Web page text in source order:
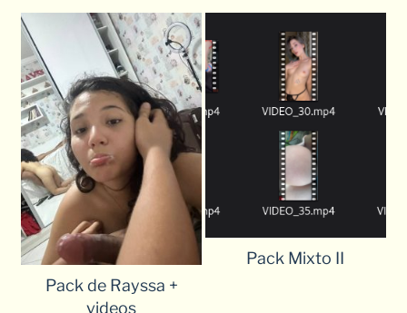
Pack de Rayssa +
videos
Pack Mixto II